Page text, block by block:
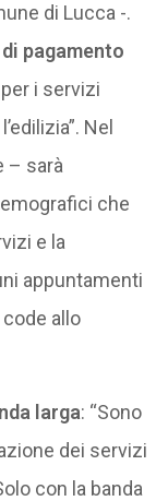
di Lucca -.
pagamento
i servizi
Nel
– sarà
che
e la
appuntamenti
allo
larga: “Sono
dei servizi
con la banda